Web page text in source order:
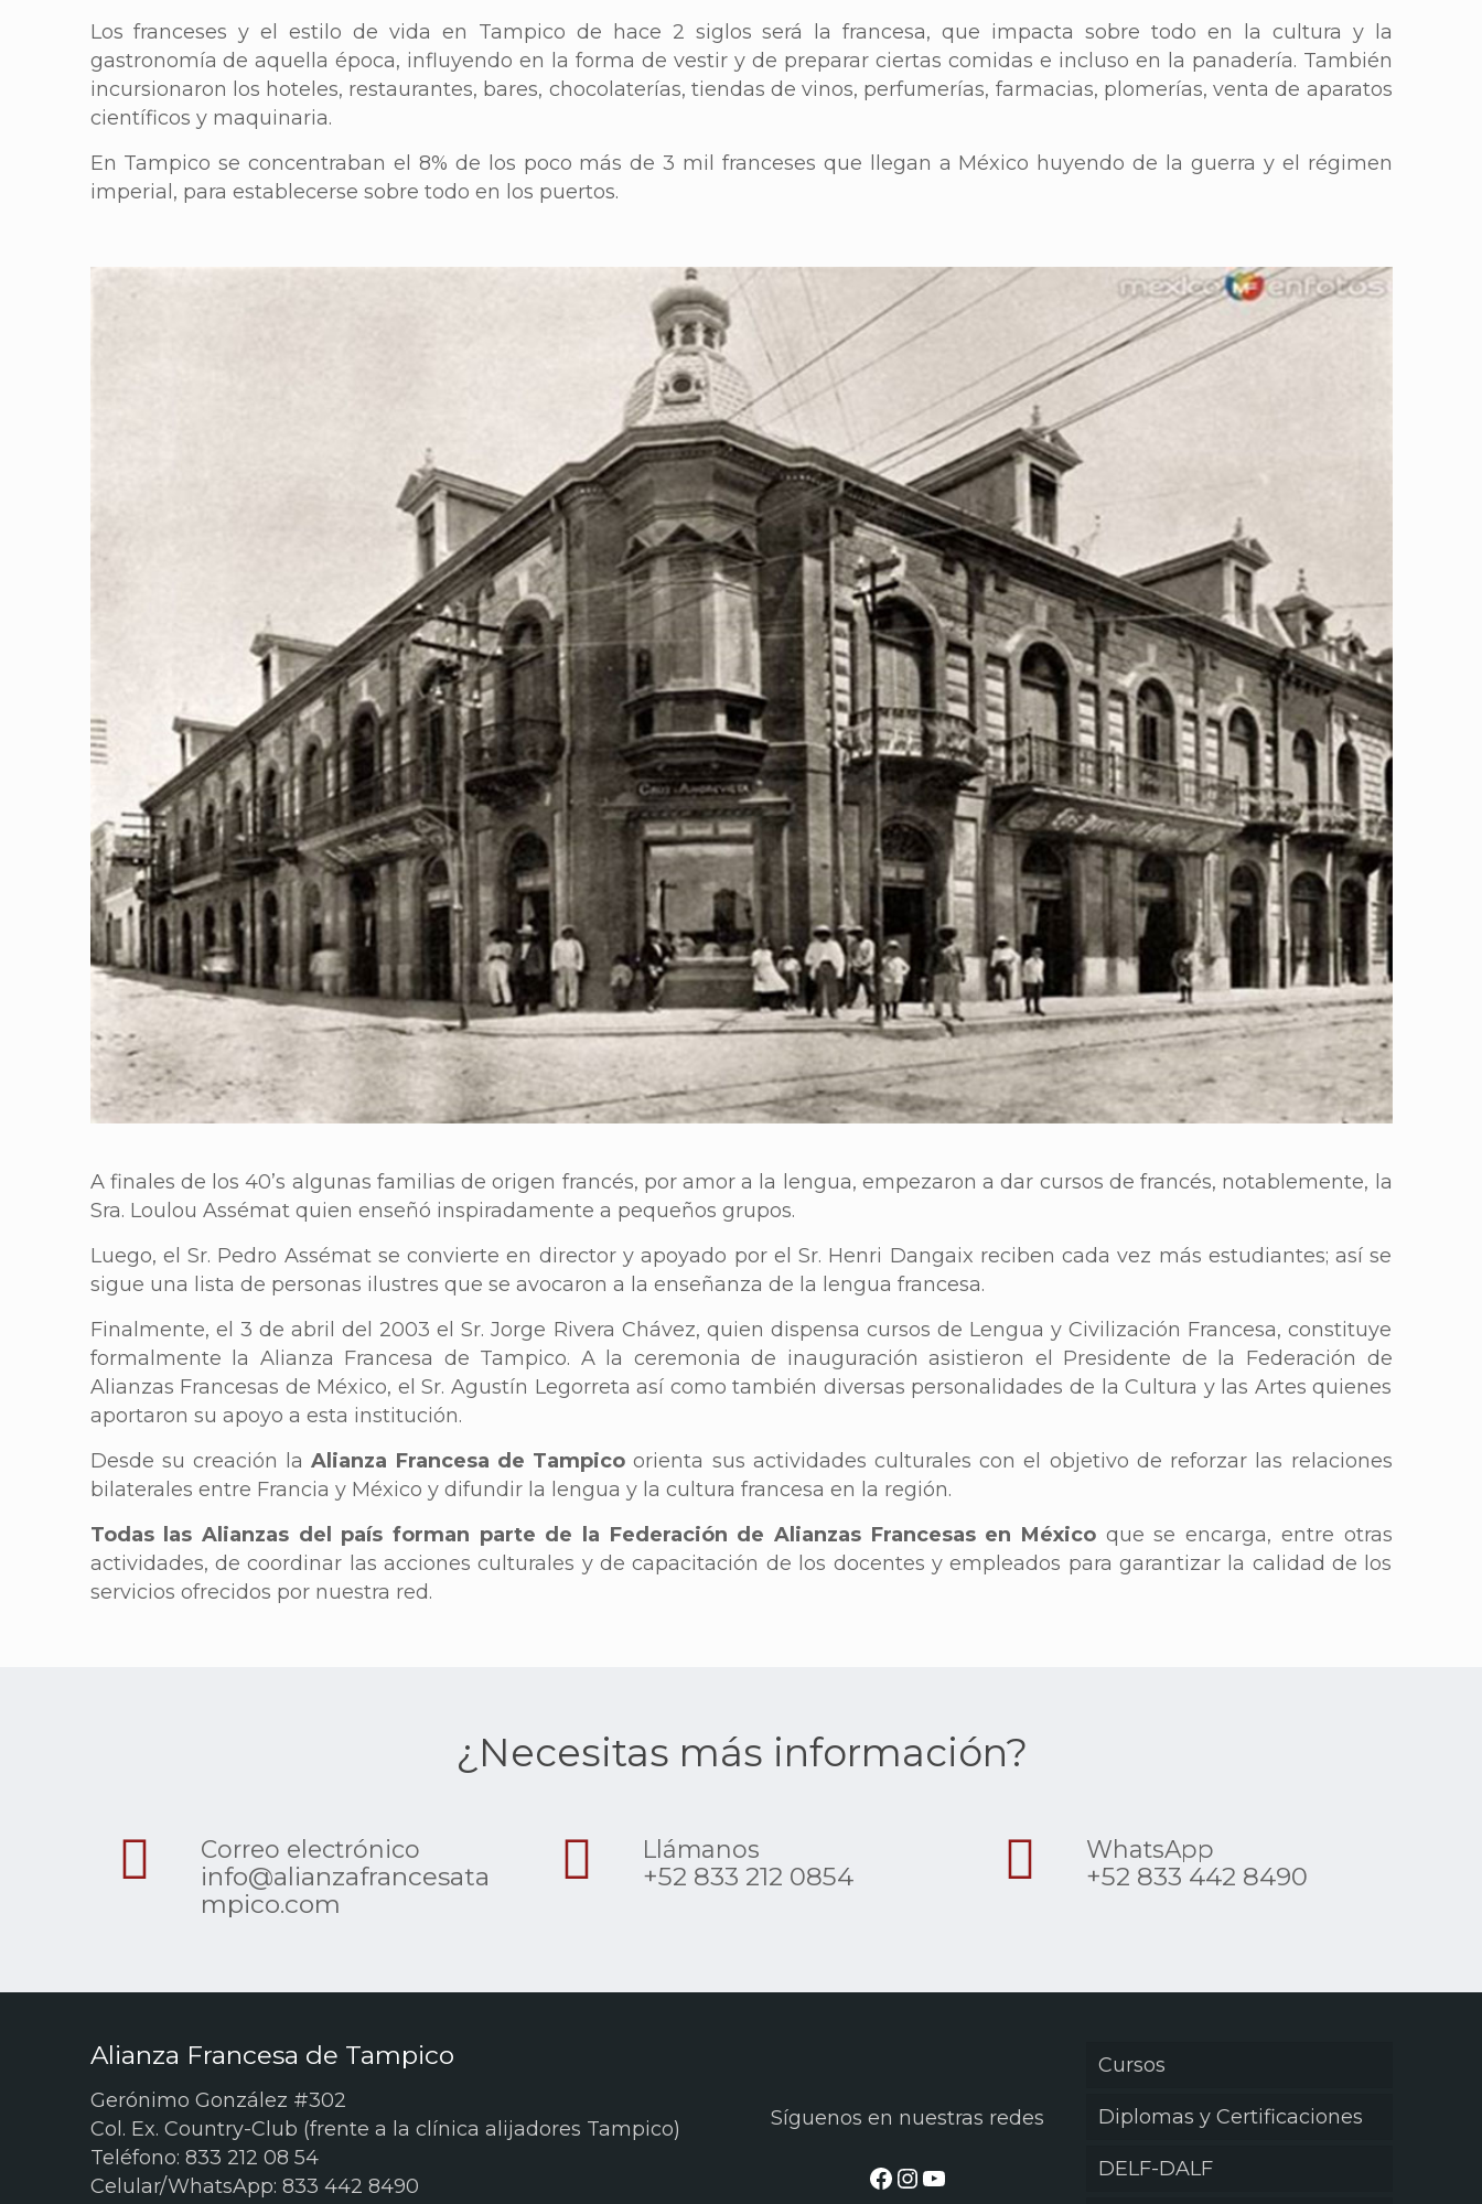
Los franceses y el estilo de vida en Tampico de hace 2 siglos será la francesa, que impacta sobre todo en la cultura y la
gastronomía de aquella época, influyendo en la forma de vestir y de preparar ciertas comidas e incluso en la panadería. También
incursionaron los hoteles, restaurantes, bares, chocolaterías, tiendas de vinos, perfumerías, farmacias, plomerías, venta de aparatos
científicos y maquinaria.
En Tampico se concentraban el 8% de los poco más de 3 mil franceses que llegan a México huyendo de la guerra y el régimen
imperial, para establecerse sobre todo en los puertos.
A finales de los 40’s algunas familias de origen francés, por amor a la lengua, empezaron a dar cursos de francés, notablemente, la
Sra. Loulou Assémat quien enseñó inspiradamente a pequeños grupos.
Luego, el Sr. Pedro Assémat se convierte en director y apoyado por el Sr. Henri Dangaix reciben cada vez más estudiantes; así se
sigue una lista de personas ilustres que se avocaron a la enseñanza de la lengua francesa.
Finalmente, el 3 de abril del 2003 el Sr. Jorge Rivera Chávez, quien dispensa cursos de Lengua y Civilización Francesa, constituye
formalmente la Alianza Francesa de Tampico. A la ceremonia de inauguración asistieron el Presidente de la Federación de
Alianzas Francesas de México, el Sr. Agustín Legorreta así como también diversas personalidades de la Cultura y las Artes quienes
aportaron su apoyo a esta institución.
Desde su creación la Alianza Francesa de Tampico orienta sus actividades culturales con el objetivo de reforzar las relaciones
bilaterales entre Francia y México y difundir la lengua y la cultura francesa en la región.
Todas las Alianzas del país forman parte de la Federación de Alianzas Francesas en México que se encarga, entre otras
actividades, de coordinar las acciones culturales y de capacitación de los docentes y empleados para garantizar la calidad de los
servicios ofrecidos por nuestra red.
¿Necesitas más información?
Correo electrónico
info@alianzafrancesata
mpico.com
Llámanos
+52 833 212 0854
WhatsApp
+52 833 442 8490
Alianza Francesa de Tampico
Gerónimo González #302
Col. Ex. Country-Club (frente a la clínica alijadores Tampico)
Teléfono: 833 212 08 54
Celular/WhatsApp: 833 442 8490
Síguenos en nuestras redes
Facebook
Instagram
YouTube
Cursos
Diplomas y Certificaciones
DELF-DALF